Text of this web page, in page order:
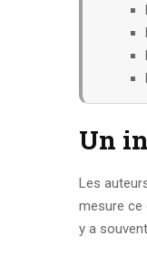
Un
Les
mesure ce
y a